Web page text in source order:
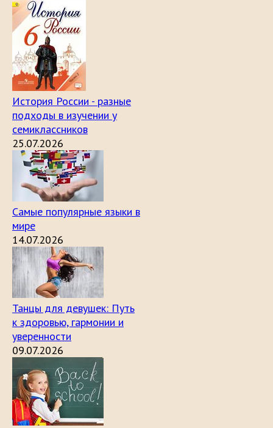
История России - разные
подходы в изучении у
семиклассников
25.07.2026
Самые популярные языки в
мире
14.07.2026
Танцы для девушек: Путь
к здоровью, гармонии и
уверенности
09.07.2026